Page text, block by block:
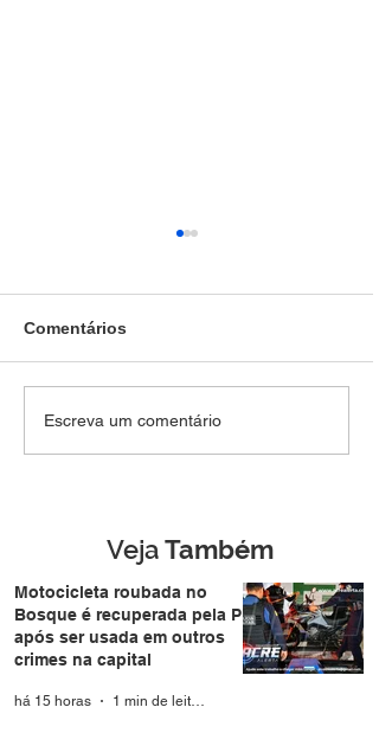
Jovem de 18 anos, é
Comentários
Escreva um comentário
VejaTambém
Motocicleta roubada no
Bosque é recuperada pela PM
após ser usada em outros
crimes na capital
há 15 horas 1 min de leitura